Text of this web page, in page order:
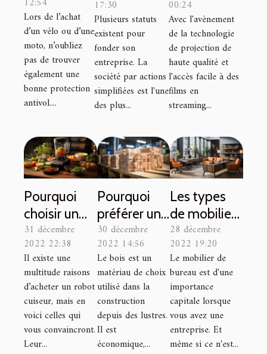
meilleure
serrure ?
Lors de l’achat
d’un vélo ou d’une
moto, n’oubliez
pas de trouver
également une
bonne protection
antivol....
?17:30
Plusieurs statuts
existent pour
fonder son
entreprise. La
société par actions
simplifiées est l'une
des plus...
et le
processus
d'installation
d'une salle
de cinéma
chez soi
00:24
Avec l'avènement
de la technologie
de projection de
haute qualité et
l'accès facile à des
films en
streaming...
Pourquoi
choisir un
robot
cuiseur
connecté ?
31 décembre
2022 22:38
Il existe une
multitude raisons
d’acheter un robot
cuiseur, mais en
voici celles qui
vous convaincront.
Leur...
Pourquoi
préférer une
construction
en bois ?
30 décembre
2022 14:56
Le bois est un
matériau de choix
utilisé dans la
construction
depuis des lustres.
Il est
économique,...
Les types
de mobilier
de bureau
28 décembre
2022 19:20
Le mobilier de
bureau est d'une
importance
capitale lorsque
vous avez une
entreprise. Et
même si ce n'est...